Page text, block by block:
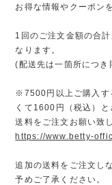
お得な情報やクーポン
1回のご注文金額の合
なります。
(配送先は一箇所につ
※7500円以上ご購入す
くて1600円（税込）
送料をご注文お願い致
https://www.betty-
追加の送料をご注文し
予めご了承ください。